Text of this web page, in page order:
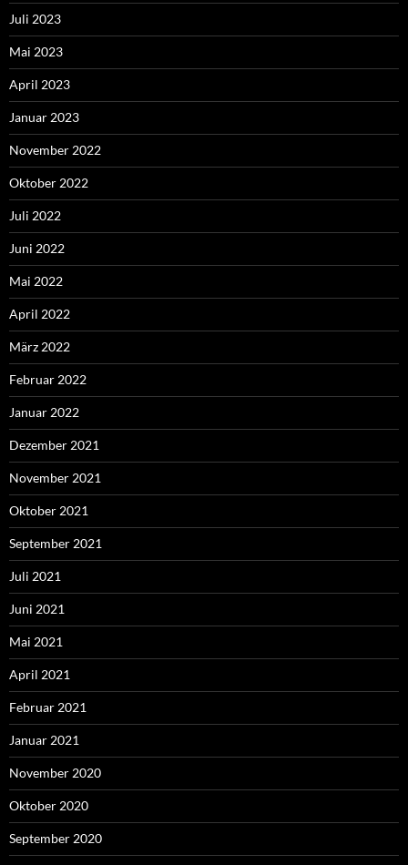
Juli 2023
Mai 2023
April 2023
Januar 2023
November 2022
Oktober 2022
Juli 2022
Juni 2022
Mai 2022
April 2022
März 2022
Februar 2022
Januar 2022
Dezember 2021
November 2021
Oktober 2021
September 2021
Juli 2021
Juni 2021
Mai 2021
April 2021
Februar 2021
Januar 2021
November 2020
Oktober 2020
September 2020